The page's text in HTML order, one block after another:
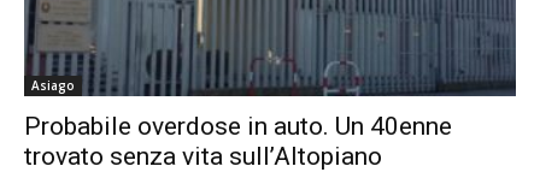
Asiago
Probabile overdose in auto. Un 40enne
trovato senza vita sull’Altopiano